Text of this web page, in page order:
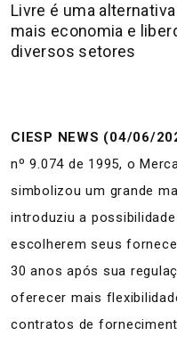
Livre é uma
mais economia e
diversos setores
CIESP NEWS (04/06/
nº 9.074 de 1995, o
simbolizou um grande
introduziu a
escolherem seus
30 anos após sua
oferecer mais
contratos de